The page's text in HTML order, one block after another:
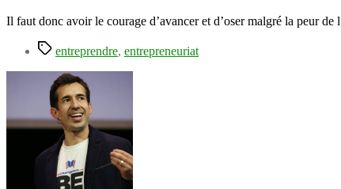
Il faut donc avoir le courage d’avancer et d’oser malgré la peur
Étiquettes
entreprendre, entrepreneuriat